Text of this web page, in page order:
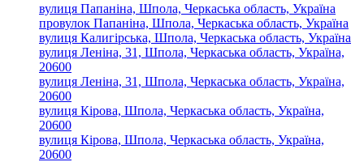
вулиця Папаніна, Шпола, Черкаська область, Україна
провулок Папаніна, Шпола, Черкаська область, Україна
вулиця Калигірська, Шпола, Черкаська область, Україна
вулиця Леніна, 31, Шпола, Черкаська область, Україна,
20600
вулиця Леніна, 31, Шпола, Черкаська область, Україна,
20600
вулиця Кірова, Шпола, Черкаська область, Україна,
20600
вулиця Кірова, Шпола, Черкаська область, Україна,
20600